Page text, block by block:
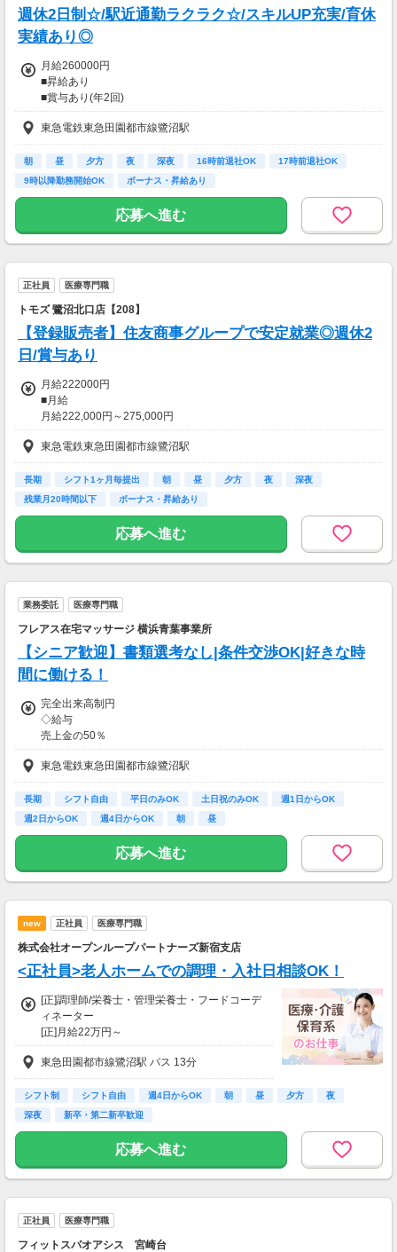
週休2日制☆/駅近通勤ラクラク☆/スキルUP充実/育休
実績あり◎
月給260000円
■昇給あり
■賞与あり(年2回)
【交通費】
一部支給
東急電鉄東急田園都市線鷺沼駅
朝 昼 夕方 夜 深夜 16時前退社OK
17時前退社OK
9時以降勤務開始OK
ボーナス・昇給あり
応募へ進む
正社員 医療専門職
トモズ 鷺沼北口店【208】
【登録販売者】住友商事グループで安定就業◎週休2
日/賞与あり
月給222000円
■月給
月給222,000円～275,000円
＋登録販売者資格手当(研修中6,000円、管理者:10,000円)
※これまでの経験・スキル・前職の給与を
最大限に考慮し、決定いたします。
■諸手当
6,000円（研修中）
・残業手当： 1分単位で100％支給
※サービス残業はありません。
・期間：6ヶ月
・給与：月給222,000円～275,000円
・雇用形態：正社員
※これまでの経験・スキル・前職の給与を
■昇給・賞与
・昇給：年1回
・賞与：年2回(計3.6～4ヶ月分)
【交通費】
全額支給
東急電鉄東急田園都市線鷺沼駅
長期 シフト1ヶ月毎提出 朝 昼 夕方 夜
深夜
残業月20時間以下
ボーナス・昇給あり
応募へ進む
業務委託 医療専門職
フレアス在宅マッサージ 横浜青葉事業所
【シニア歓迎】書類選考なし|条件交渉OK|好きな時
間に働ける！
完全出来高制円
◇給与
売上金の50％
※条件によって応相談
【交通費】
一部支給
東急電鉄東急田園都市線鷺沼駅
長期 シフト自由 平日のみOK 土日祝のみOK
週1日からOK
週2日からOK
週4日からOK 朝 昼
応募へ進む
new 正社員 医療専門職
株式会社オープンループパートナーズ新宿支店
<正社員>老人ホームでの調理・入社日相談OK！
[正]調理師/栄養士・管理栄養士・フードコーデ
ィネーター
[正]月給22万円～
【月給】22万円～26万円（経験や前職給与に応
じて決定します）
交通費：全額支給あり
【交通費】
東急田園都市線鷺沼駅 バス 13分
シフト制 シフト自由 週4日からOK 朝 昼 夕方
夜
深夜
新卒・第二新卒歓迎
応募へ進む
正社員 医療専門職
フィットスパオアシス 宮崎台